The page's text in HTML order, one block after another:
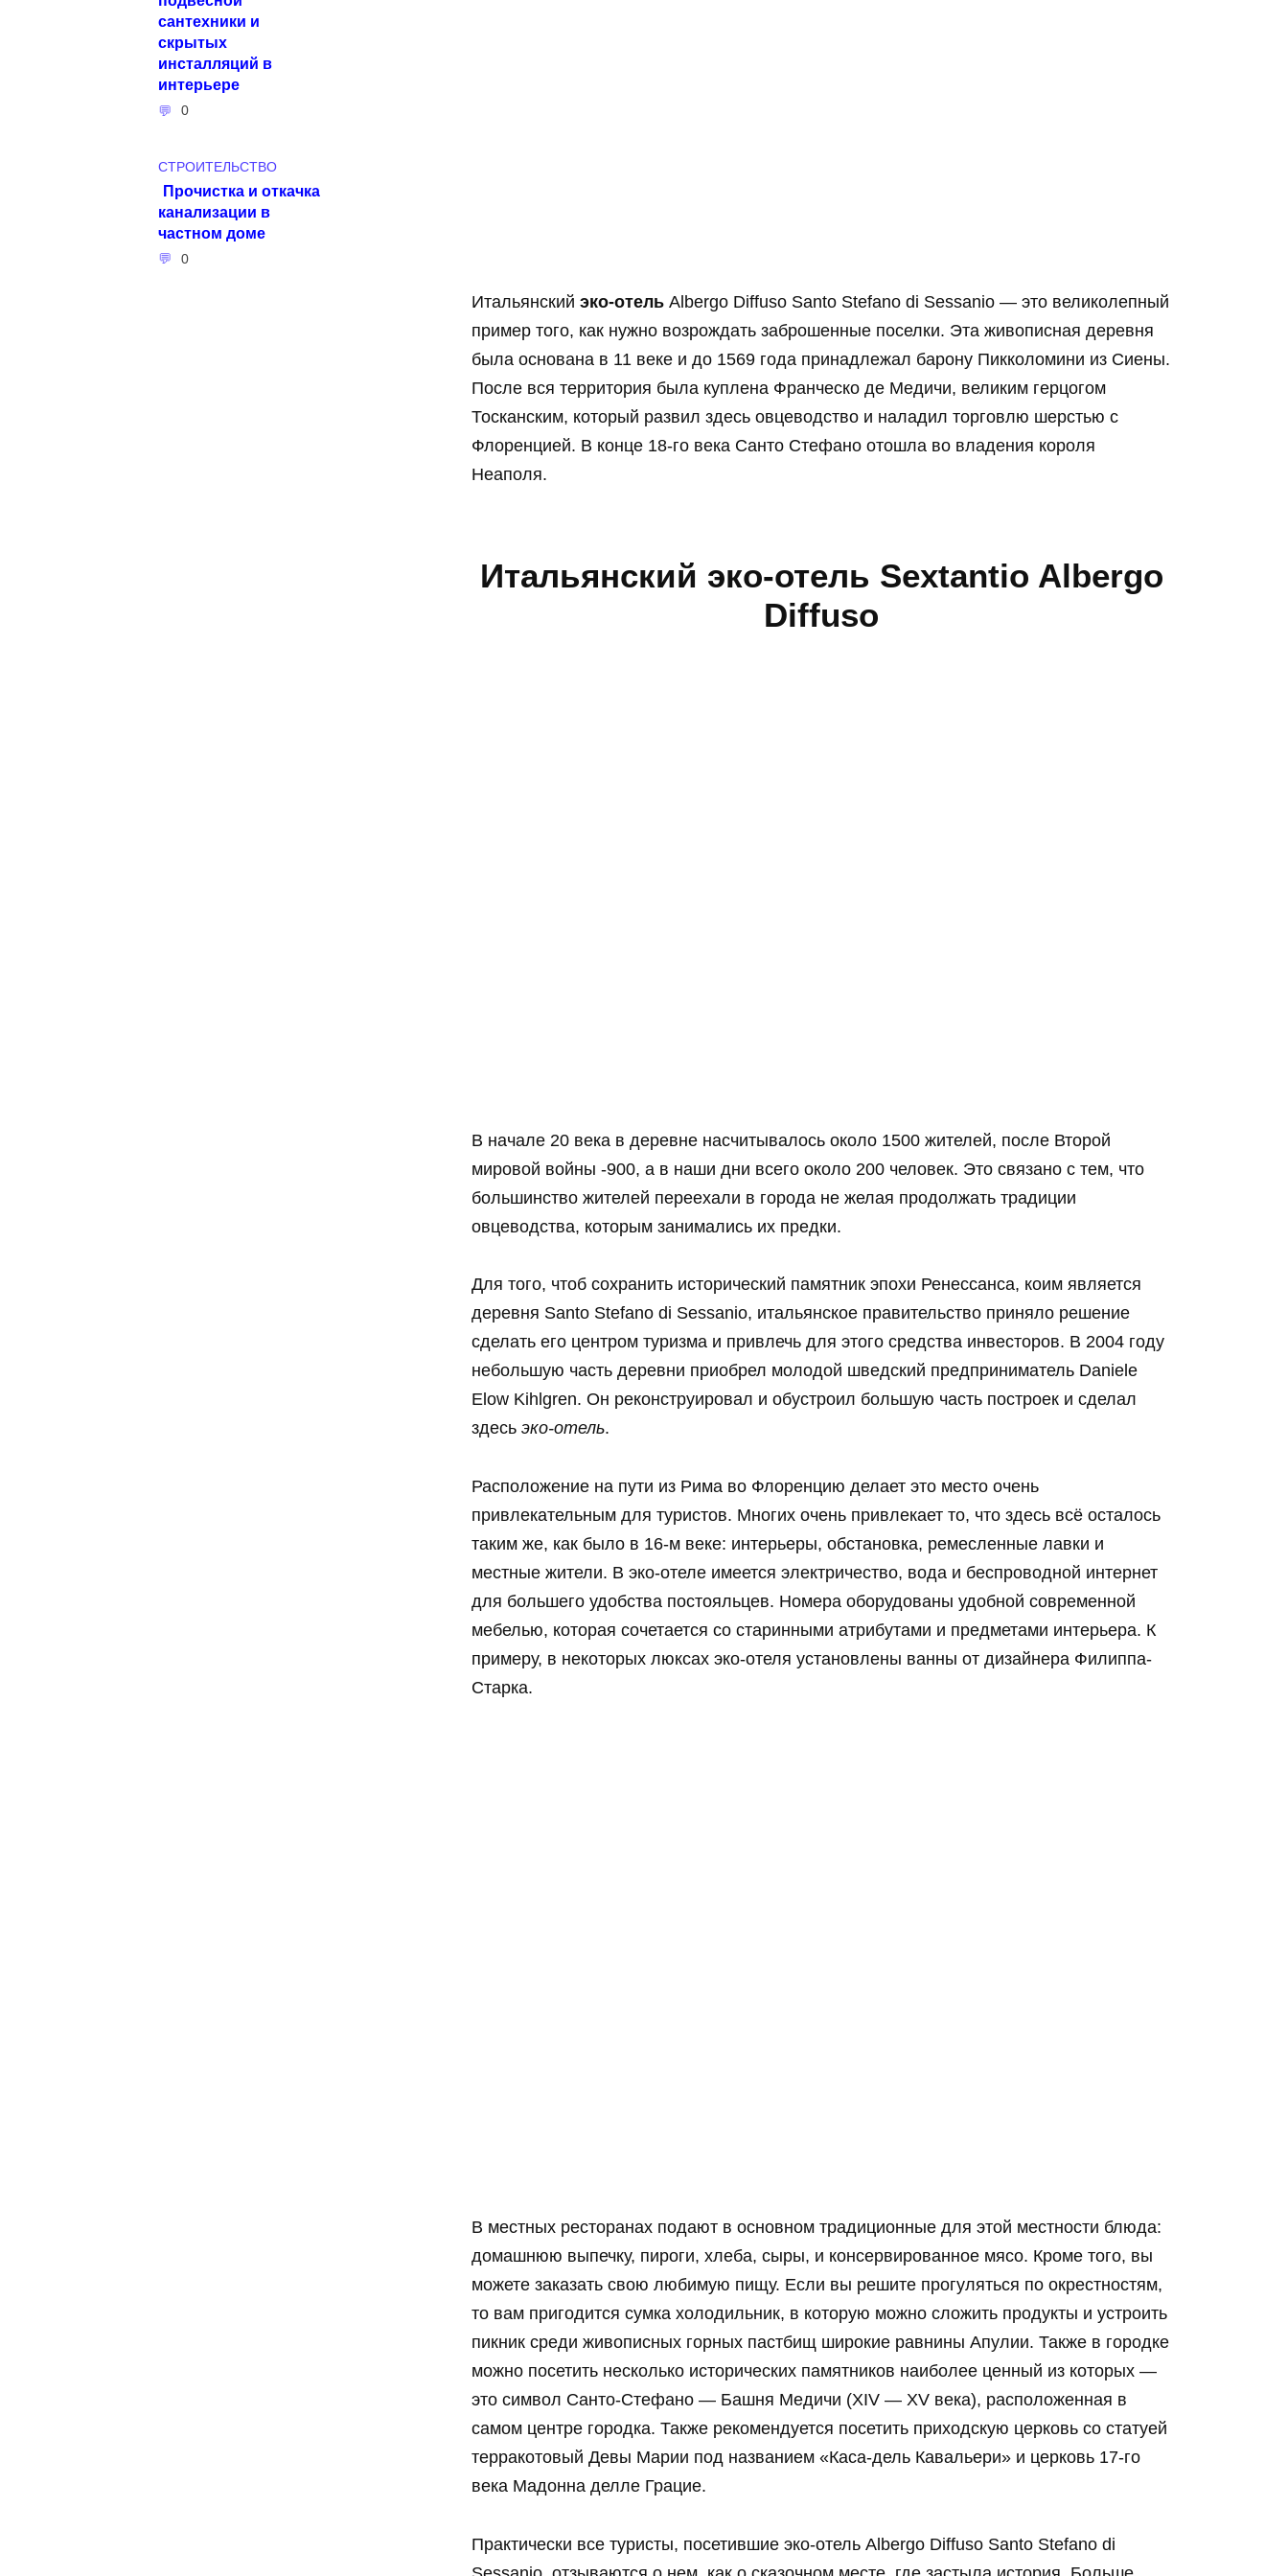
Итальянский эко-отель Albergo Diffuso Santo Stefano di Sessanio — это великолепный
пример того, как нужно возрождать заброшенные поселки. Эта живописная деревня
была основана в 11 веке и до 1569 года принадлежал барону Пикколомини из Сиены.
После вся территория была куплена Франческо де Медичи, великим герцогом
Тосканским, который развил здесь овцеводство и наладил торговлю шерстью с
Флоренцией. В конце 18-го века Санто Стефано отошла во владения короля
Неаполя.
Итальянский эко-отель Sextantio Albergo
Diffuso
В начале 20 века в деревне насчитывалось около 1500 жителей, после Второй
мировой войны -900, а в наши дни всего около 200 человек. Это связано с тем, что
большинство жителей переехали в города не желая продолжать традиции
овцеводства, которым занимались их предки.
Для того, чтоб сохранить исторический памятник эпохи Ренессанса, коим является
деревня Santo Stefano di Sessanio, итальянское правительство приняло решение
сделать его центром туризма и привлечь для этого средства инвесторов. В 2004 году
небольшую часть деревни приобрел молодой шведский предприниматель Daniele
Elow Kihlgren. Он реконструировал и обустроил большую часть построек и сделал
здесь эко-отель.
Расположение на пути из Рима во Флоренцию делает это место очень
привлекательным для туристов. Многих очень привлекает то, что здесь всё осталось
таким же, как было в 16-м веке: интерьеры, обстановка, ремесленные лавки и
местные жители. В эко-отеле имеется электричество, вода и беспроводной интернет
для большего удобства постояльцев. Номера оборудованы удобной современной
мебелью, которая сочетается со старинными атрибутами и предметами интерьера. К
примеру, в некоторых люксах эко-отеля установлены ванны от дизайнера Филиппа-
Старка.
В местных ресторанах подают в основном традиционные для этой местности блюда:
домашнюю выпечку, пироги, хлеба, сыры, и консервированное мясо. Кроме того, вы
можете заказать свою любимую пищу. Если вы решите прогуляться по окрестностям,
то вам пригодится сумка холодильник, в которую можно сложить продукты и устроить
пикник среди живописных горных пастбищ широкие равнины Апулии. Также в городке
можно посетить несколько исторических памятников наиболее ценный из которых —
это символ Санто-Стефано — Башня Медичи (XIV — XV века), расположенная в
самом центре городка. Также рекомендуется посетить приходскую церковь со статуей
терракотовый Девы Марии под названием «Каса-дель Кавальери» и церковь 17-го
века Мадонна делле Грацие.
Практически все туристы, посетившие эко-отель Albergo Diffuso Santo Stefano di
сантехники и
скрытых
инсталляций в
интерьере
0
СТРОИТЕЛЬСТВО
Прочистка и откачка
канализации в
частном доме
0